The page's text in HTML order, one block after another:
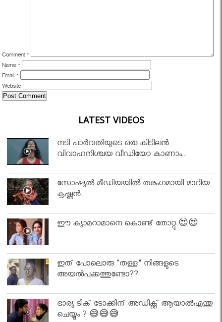
Comment *
Name *
Email *
Website
LATEST VIDEOS
നടി പാർവതിയുടെ ഒരു കിടിലൻ
വിവാഹനിശ്ചയ വീഡിയോ കാണാം..
സോഷ്യൽ മീഡിയയിൽ തരംഗമായി മാറിയ
കൃഷ്ണൻ..
ഈ ക്യാമറാമാനെ കൊണ്ട് തോറ്റു 😍😍
ഇത് പോലൊരു "തള്ള" നിങ്ങളുടെ
അയല്‍പക്കത്തുണ്ടോ??
ഭാര്യ ടിക് ടോക്കിന് അഡിക്റ്റ് ആയാൽഎന്തു
ചെയ്യും ? 😅😅😅